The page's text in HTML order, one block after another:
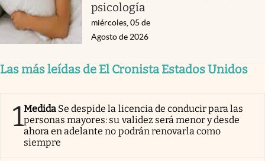
psicología
miércoles, 05 de
Agosto de 2026
Las más leídas de El Cronista Estados Unidos
1Medida Se despide la licencia de conducir para las
personas mayores: su validez será menor y desde
ahora en adelante no podrán renovarla como
siempre